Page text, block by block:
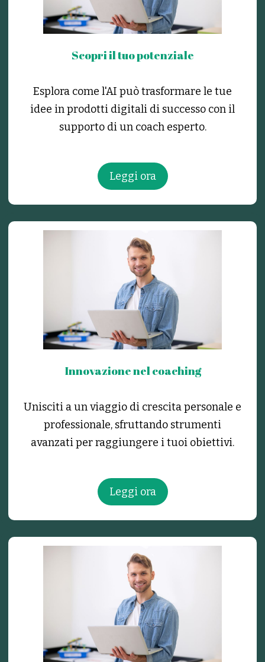
Scopri il tuo potenziale
Esplora come l'AI può trasformare le tue
idee in prodotti digitali di successo con il
supporto di un coach esperto.
Leggi ora
Innovazione nel coaching
Unisciti a un viaggio di crescita personale e
professionale, sfruttando strumenti
avanzati per raggiungere i tuoi obiettivi.
Leggi ora